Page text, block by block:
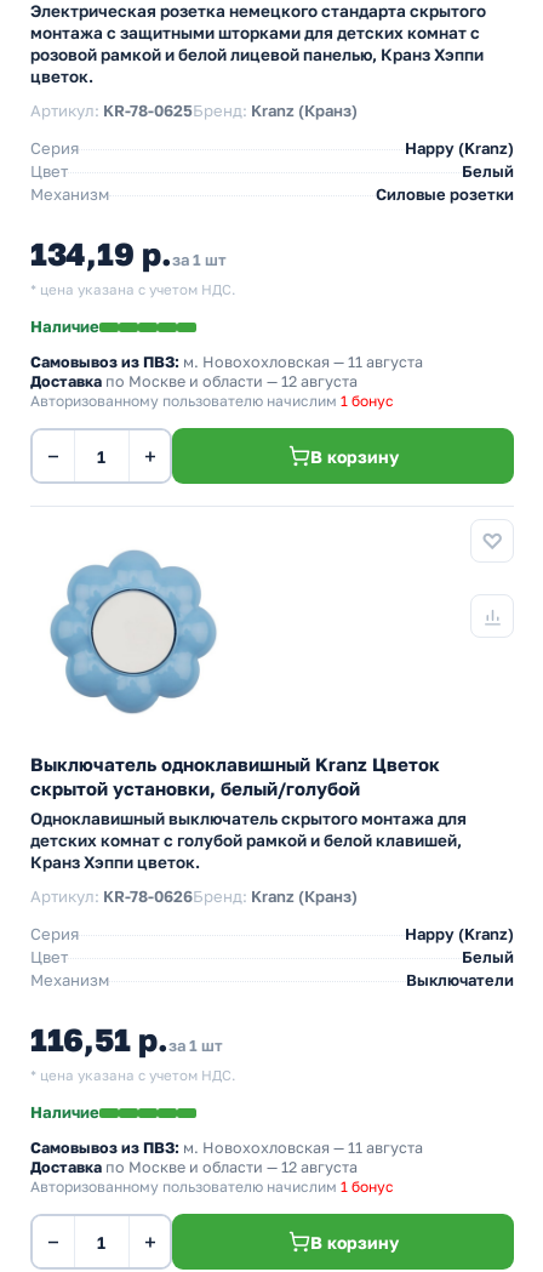
Электрическая розетка немецкого стандарта скрытого
монтажа с защитными шторками для детских комнат с
розовой рамкой и белой лицевой панелью, Кранз Хэппи
цветок.
Артикул: KR-78-0625Бренд: Kranz (Кранз)
Серия
Happy (Kranz)
Цвет
Белый
Механизм
Силовые розетки
134,19 р.за 1 шт
* цена указана с учетом НДС.
Наличие
Самовывоз из ПВЗ: м. Новохохловская — 11 августа
Доставка по Москве и области — 12 августа
Авторизованному пользователю начислим 1 бонус
− + В корзину
Выключатель одноклавишный Kranz Цветок
скрытой установки, белый/голубой
Одноклавишный выключатель скрытого монтажа для
детских комнат с голубой рамкой и белой клавишей,
Кранз Хэппи цветок.
Артикул: KR-78-0626Бренд: Kranz (Кранз)
Серия
Happy (Kranz)
Цвет
Белый
Механизм
Выключатели
116,51 р.за 1 шт
* цена указана с учетом НДС.
Наличие
Самовывоз из ПВЗ: м. Новохохловская — 11 августа
Доставка по Москве и области — 12 августа
Авторизованному пользователю начислим 1 бонус
− + В корзину